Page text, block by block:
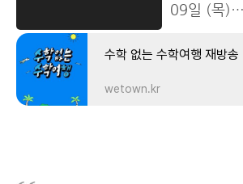
없고 친구
일단 핸드
리’와 고즈
만족도
“얘 진짜 돌
‘맑은 눈의
훈 “정훈이
정훈의 짠
~ 머릿속이
측불가 오답
답 없는 수
으로 획득
09일 (목)
연예계 ‘새
wetown.kr